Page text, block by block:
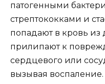
патогенными
стрептококками и
попадают в кровь из
прилипают к
сердцевого или
вызывая воспаление.